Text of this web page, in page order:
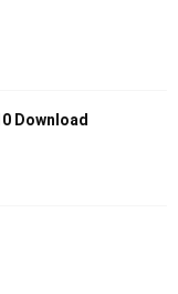
Download